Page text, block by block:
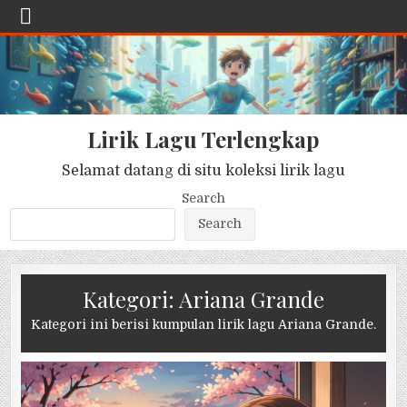
Lirik Lagu Terlengkap
Selamat datang di situ koleksi lirik lagu
Search
Search
Kategori: Ariana Grande
Kategori ini berisi kumpulan lirik lagu Ariana Grande.